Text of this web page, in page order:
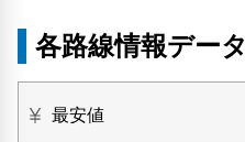
各路線情報データ
最安値